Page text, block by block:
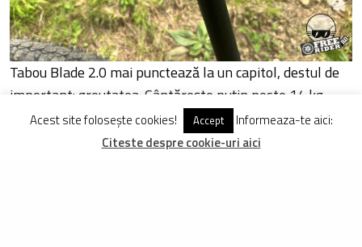
Tabou Blade 2.0 mai punctează la un capitol, destul de
important: greutatea. Cântărește puțin peste 14 kg
(fără pedale), ceea ce o face ușor de pedalat chiar și la
Acest site folosește cookies! Accept
Informeaza-te aici:
Citeste despre cookie-uri aici